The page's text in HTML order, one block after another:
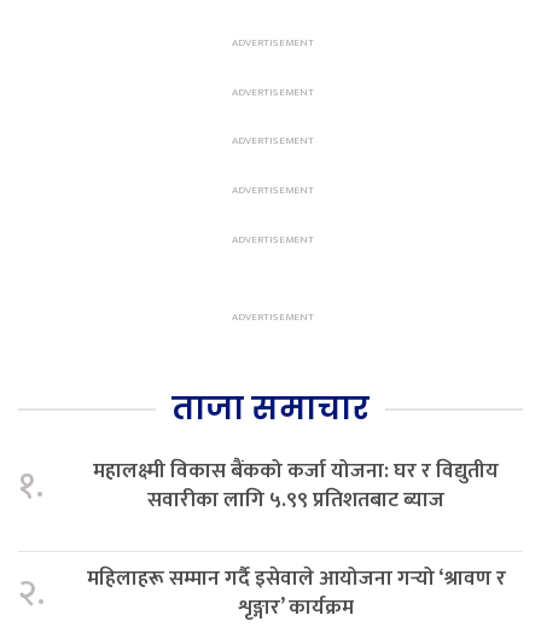
ताजा समाचार
१.
महालक्ष्मी विकास बैंकको कर्जा योजना: घर र विद्युतीय
सवारीका लागि ५.९९ प्रतिशतबाट ब्याज
२.
महिलाहरू सम्मान गर्दै इसेवाले आयोजना गर्‍यो ‘श्रावण र
शृङ्गार’ कार्यक्रम